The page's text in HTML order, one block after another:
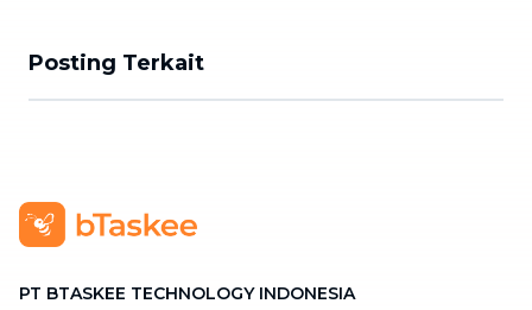
Posting Terkait
PT BTASKEE TECHNOLOGY INDONESIA